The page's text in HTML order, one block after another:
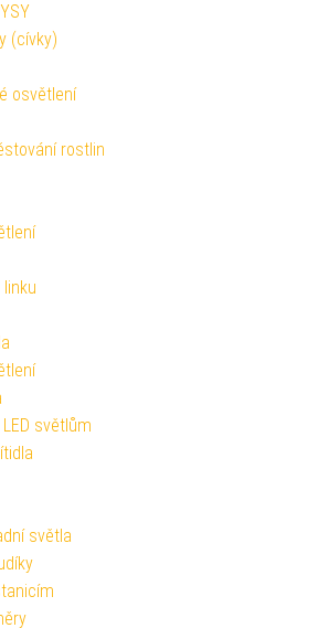
(cívky)
osvětlení
rostlin
linku
světlům
světla